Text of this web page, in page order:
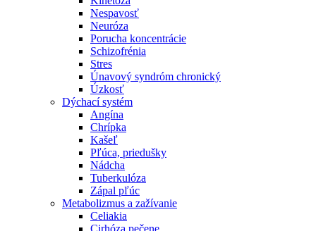
Nespavosť
Neuróza
Porucha koncentrácie
Schizofrénia
Stres
Únavový syndróm chronický
Úzkosť
Dýchací systém
Angína
Chrípka
Kašeľ
Pľúca, priedušky
Nádcha
Tuberkulóza
Zápal pľúc
Metabolizmus a zažívanie
Celiakia
Cirhóza pečene